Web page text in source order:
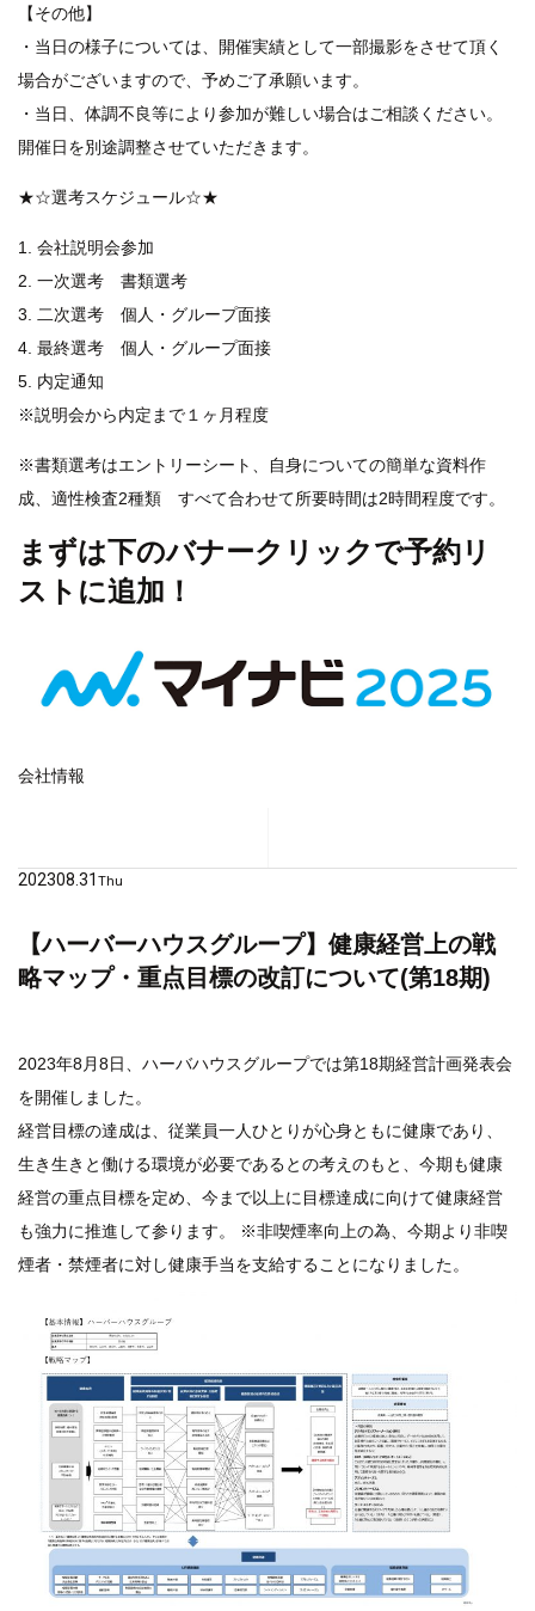
【その他】
・当日の様子については、開催実績として一部撮影をさせて頂く
場合がございますので、予めご了承願います。
・当日、体調不良等により参加が難しい場合はご相談ください。
開催日を別途調整させていただきます。
★☆選考スケジュール☆★
1. 会社説明会参加
2. 一次選考 書類選考
3. 二次選考 個人・グループ面接
4. 最終選考 個人・グループ面接
5. 内定通知
※説明会から内定まで１ヶ月程度
※書類選考はエントリーシート、自身についての簡単な資料作
成、適性検査2種類 すべて合わせて所要時間は2時間程度です。
まずは下のバナークリックで予約リ
ストに追加！
会社情報
202308.31 Thu
【ハーバーハウスグループ】健康経営上の戦
略マップ・重点目標の改訂について(第18期)
2023年8月8日、ハーバハウスグループでは第18期経営計画発表会
を開催しました。
経営目標の達成は、従業員一人ひとりが心身ともに健康であり、
生き生きと働ける環境が必要であるとの考えのもと、今期も健康
経営の重点目標を定め、今まで以上に目標達成に向けて健康経営
も強力に推進して参ります。 ※非喫煙率向上の為、今期より非喫
煙者・禁煙者に対し健康手当を支給することになりました。